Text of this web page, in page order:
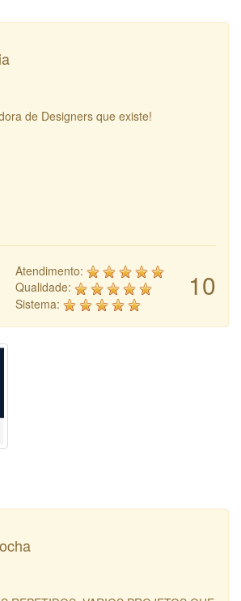
de Designers que existe!
10
Atendimento:
Qualidade:
Sistema: